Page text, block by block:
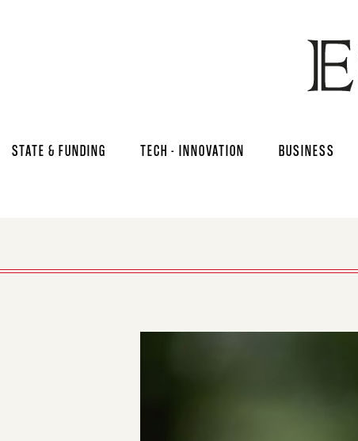
STATE & FUNDING TECH - INNOVATION BUSINESS